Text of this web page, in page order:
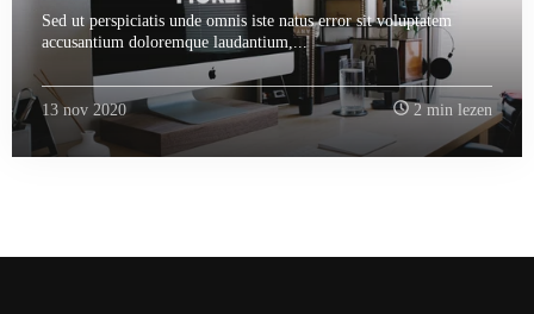
Sed ut perspiciatis unde omnis iste natus error sit voluptatem
accusantium doloremque laudantium,...
13 nov 2020 2 min lezen